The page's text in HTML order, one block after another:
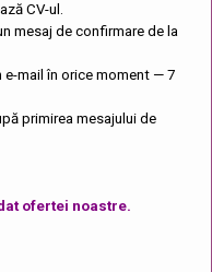
CV-ul.
mesaj de confirmare de la
mail în orice moment — 7
primirea mesajului de
ofertei noastre.